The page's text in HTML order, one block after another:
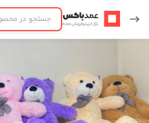
عمدباکس — بازگشت به صفحه اصلی
جستجو